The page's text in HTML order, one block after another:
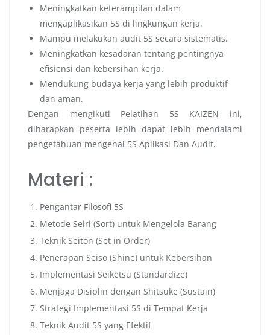
Meningkatkan keterampilan dalam
mengaplikasikan 5S di lingkungan kerja.
Mampu melakukan audit 5S secara sistematis.
Meningkatkan kesadaran tentang pentingnya
efisiensi dan kebersihan kerja.
Mendukung budaya kerja yang lebih produktif
dan aman.
Dengan mengikuti Pelatihan 5S KAIZEN ini,
diharapkan peserta lebih dapat lebih mendalami
pengetahuan mengenai 5S Aplikasi Dan Audit.
Materi :
Pengantar Filosofi 5S
Metode Seiri (Sort) untuk Mengelola Barang
Teknik Seiton (Set in Order)
Penerapan Seiso (Shine) untuk Kebersihan
Implementasi Seiketsu (Standardize)
Menjaga Disiplin dengan Shitsuke (Sustain)
Strategi Implementasi 5S di Tempat Kerja
Teknik Audit 5S yang Efektif